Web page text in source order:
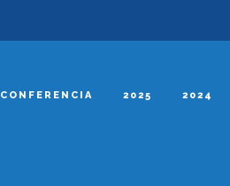
2025 2024